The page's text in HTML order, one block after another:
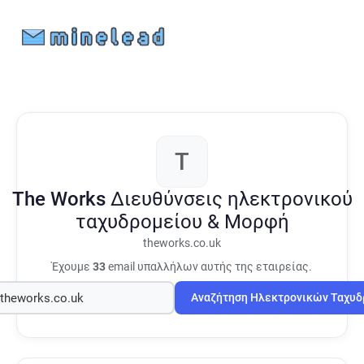
T
The Works Διευθύνσεις ηλεκτρονικού
ταχυδρομείου & Μορφή
theworks.co.uk
Έχουμε 33email υπαλλήλων αυτής της εταιρείας.
Αναζήτηση Ηλεκτρονικών